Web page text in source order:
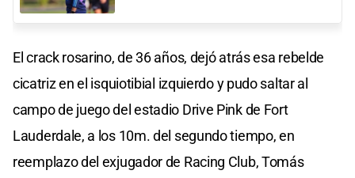
El crack rosarino, de 36 años, dejó atrás esa rebelde
cicatriz en el isquiotibial izquierdo y pudo saltar al
campo de juego del estadio Drive Pink de Fort
Lauderdale, a los 10m. del segundo tiempo, en
reemplazo del exjugador de Racing Club, Tomás